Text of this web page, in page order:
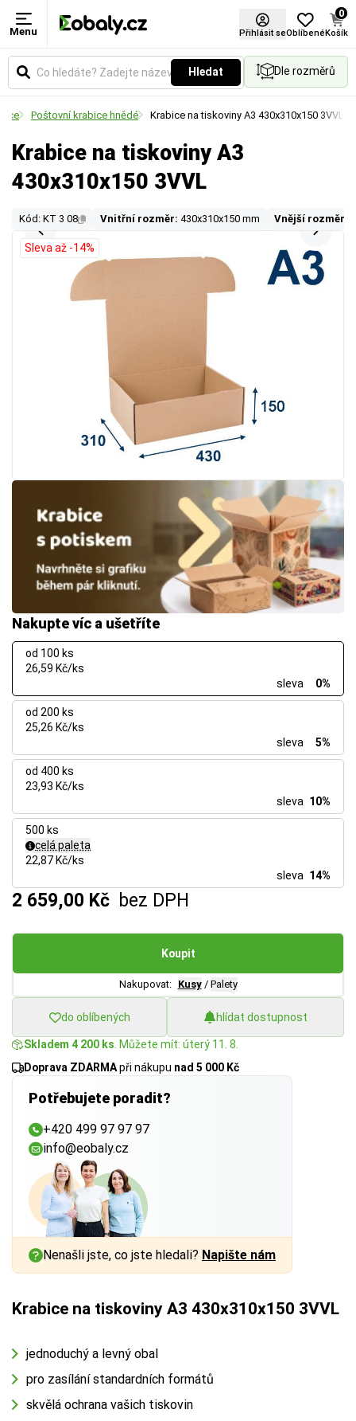
Menu Přihlásit seOblíbené
0
Košík
Hledat Dle rozměrů
Poštovní krabice hnědé Krabice na tiskoviny A3 430x310x150 3VVL
Krabice na tiskoviny A3
430x310x150 3VVL
Kód: KT 3 08 Vnitřní rozměr: 430x310x150 mm Vnější rozměr:
Nakupte víc a ušetříte
od 100 ks
26,59 Kč/ks
sleva
0%
od 200 ks
25,26 Kč/ks
sleva
5%
od 400 ks
23,93 Kč/ks
sleva 10%
500 ks
celá paleta
22,87 Kč/ks
sleva 14%
2 659,00 Kč bez DPH
Koupit
Nakupovat: Kusy / Palety
do oblíbených hlídat dostupnost
Skladem 4 200 ks . Můžete mít: úterý 11. 8.
Doprava ZDARMApři nákupu nad 5 000 Kč
Potřebujete poradit?
+420 499 97 97 97
info@eobaly.cz
Nenašli jste, co jste hledali? Napište nám
Sleva až -14%
Krabice na tiskoviny A3 430x310x150 3VVL
jednoduchý a levný obal
pro zasílání standardních formátů
skvělá ochrana vašich tiskovin